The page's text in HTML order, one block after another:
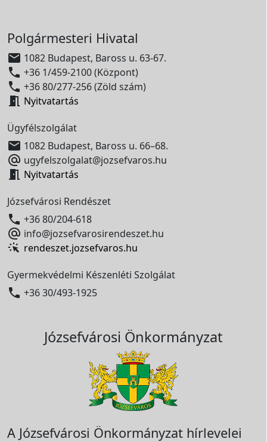
Polgármesteri Hivatal
 1082 Budapest, Baross u. 63-67.
 +36 1/459-2100 (Központ)
 +36 80/277-256 (Zöld szám)
 Nyitvatartás
Ügyfélszolgálat
 1082 Budapest, Baross u. 66–68.
 ugyfelszolgalat@jozsefvaros.hu
 Nyitvatartás
Józsefvárosi Rendészet
 +36 80/204-618
 info@jozsefvarosirendeszet.hu
rendeszet.jozsefvaros.hu
Gyermekvédelmi Készenléti Szolgálat
 +36 30/493-1925
Józsefvárosi Önkormányzat
A Józsefvárosi Önkormányzat hírlevelei